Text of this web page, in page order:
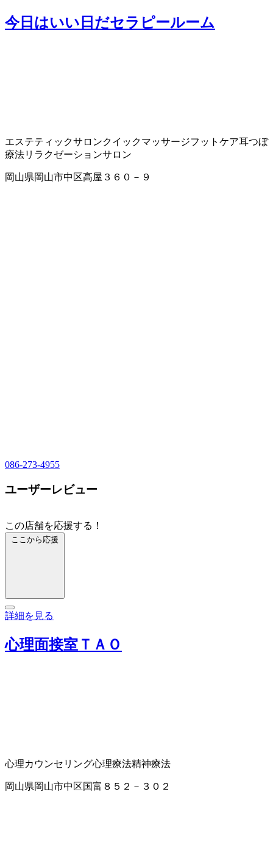
今日はいい日だセラピールーム
エステティックサロンクイックマッサージフットケア耳つぼ
療法リラクゼーションサロン
岡山県岡山市中区高屋３６０－９
086-273-4955
ユーザーレビュー
この店舗を応援する！
ここから応援
詳細を見る
心理面接室ＴＡＯ
心理カウンセリング心理療法精神療法
岡山県岡山市中区国富８５２－３０２